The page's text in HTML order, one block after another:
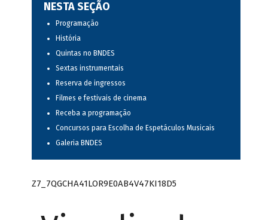
NESTA SEÇÃO
Programação
História
Quintas no BNDES
Sextas instrumentais
Reserva de ingressos
Filmes e festivais de cinema
Receba a programação
Concursos para Escolha de Espetáculos Musicais
Galeria BNDES
Z7_7QGCHA41LOR9E0AB4V47KI18D5